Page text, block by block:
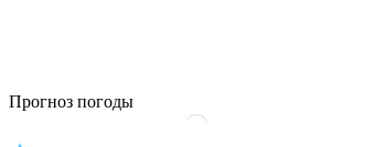
Прогноз погоды